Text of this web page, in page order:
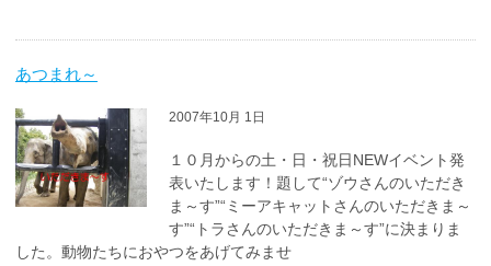
あつまれ～
2007年10月 1日
１０月からの土・日・祝日NEWイベント発
表いたします！題して“ゾウさんのいただき
ま～す”“ミーアキャットさんのいただきま～
す”“トラさんのいただきま～す”に決まりま
した。動物たちにおやつをあげてみませ